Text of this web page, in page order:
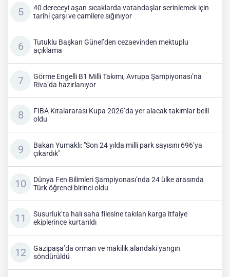
40 dereceyi aşan sıcaklarda vatandaşlar serinlemek için
tarihi çarşı ve camilere sığınıyor
Tutuklu Başkan Günel’den cezaevinden mektuplu
açıklama
Görme Engelli B1 Milli Takımı, Avrupa Şampiyonası’na
Riva’da hazırlanıyor
FIBA Kıtalararası Kupa 2026’da yer alacak takımlar belli
oldu
Bakan Yumaklı: "Son 24 yılda milli park sayısını 696’ya
çıkardık"
Dünya Fen Bilimleri Şampiyonası’nda 24 ülke arasında
Türk öğrenci birinci oldu
Susurluk’ta halı saha filesine takılan karga itfaiye
ekiplerince kurtarıldı
Gazipaşa’da orman ve makilik alandaki yangın
söndürüldü